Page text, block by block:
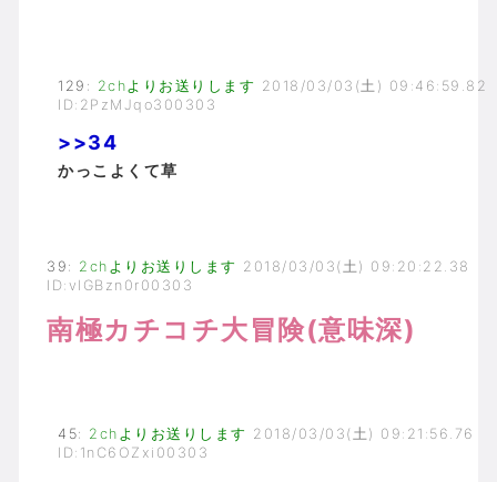
129 : 2chよりお送りします 2018/03/03(土) 09:46:59.82
ID:2PzMJqo300303
>>34
かっこよくて草
39 : 2chよりお送りします 2018/03/03(土) 09:20:22.38
ID:vlGBzn0r00303
南極カチコチ大冒険(意味深)
45: 2chよりお送りします 2018/03/03(土) 09:21:56.76
ID:1nC6OZxi00303